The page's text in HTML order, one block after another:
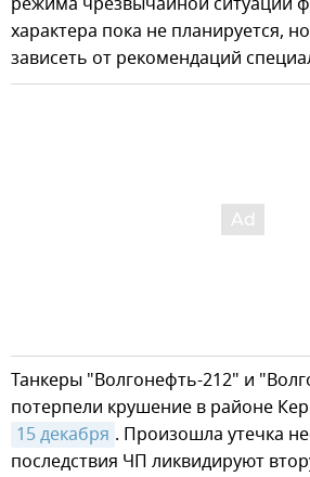
характера пока не планируется,
зависеть от рекомендаций
Танкеры "Волгонефть-212" и
потерпели крушение в районе
15 декабря . Произошла утечка
последствия ЧП ликвидируют